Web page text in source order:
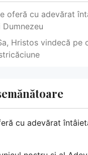
oferă cu adevărat
Hristos vindecă pe
cu adevărat